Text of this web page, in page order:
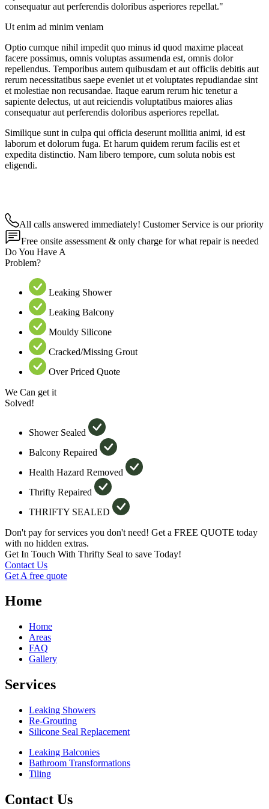
consequatur aut perferendis doloribus asperiores repellat."
Ut enim ad minim veniam
Optio cumque nihil impedit quo minus id quod maxime placeat
facere possimus, omnis voluptas assumenda est, omnis dolor
repellendus. Temporibus autem quibusdam et aut officiis debitis aut
rerum necessitatibus saepe eveniet ut et voluptates repudiandae sint
et molestiae non recusandae. Itaque earum rerum hic tenetur a
sapiente delectus, ut aut reiciendis voluptatibus maiores alias
consequatur aut perferendis doloribus asperiores repellat.
Similique sunt in culpa qui officia deserunt mollitia animi, id est
laborum et dolorum fuga. Et harum quidem rerum facilis est et
expedita distinctio. Nam libero tempore, cum soluta nobis est
eligendi.
All calls answered immediately! Customer Service is our priority
Free onsite assessment & only charge for what repair is needed
Do You Have A
Problem?
Leaking Shower
Leaking Balcony
Mouldy Silicone
Cracked/Missing Grout
Over Priced Quote
We Can get it
Solved!
Shower Sealed
Balcony Repaired
Health Hazard Removed
Thrifty Repaired
THRIFTY SEALED
Don't pay for services you don't need! Get a FREE QUOTE today
with no hidden extras.
Get In Touch With Thrifty Seal to save Today!
Contact Us
Get A free quote
Home
Home
Areas
FAQ
Gallery
Services
Leaking Showers
Re-Grouting
Silicone Seal Replacement
Leaking Balconies
Bathroom Transformations
Tiling
Contact Us